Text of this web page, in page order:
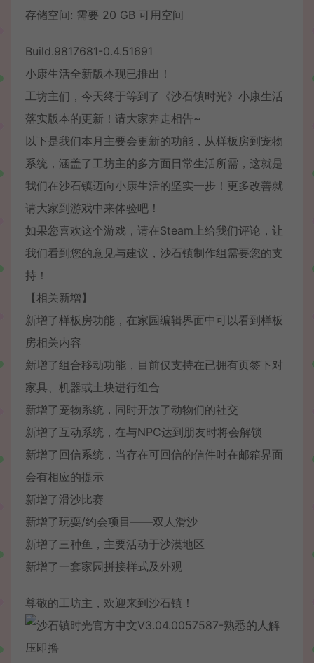
存储空间: 需要 20 GB 可用空间
Build.9817681-0.4.51691
小康生活全新版本现已推出！
工坊主们，今天终于等到了《沙石镇时光》小康生活
落实版本的更新！请大家奔走相告~
以下是我们本月主要会更新的功能，从样板房到宠物
系统，涵盖了工坊主的多方面日常生活所需，这就是
我们在沙石镇迈向小康生活的坚实一步！更多改善就
请大家到游戏中来体验吧！
如果您喜欢这个游戏，请在Steam上给我们评论，让
我们看到您的意见与建议，沙石镇制作组需要您的支
持！
【相关新增】
新增了样板房功能，在家园编辑界面中可以看到样板
房相关内容
新增了组合移动功能，目前仅支持在已拥有页签下对
家具、机器或土块进行组合
新增了宠物系统，同时开放了动物们的社交
新增了互动系统，在与NPC达到朋友时将会解锁
新增了回信系统，当存在可回信的信件时在邮箱界面
会有相应的提示
新增了滑沙比赛
新增了玩耍/约会项目——双人滑沙
新增了三种鱼，主要活动于沙漠地区
新增了一套家园拼接样式及外观
尊敬的工坊主，欢迎来到沙石镇！